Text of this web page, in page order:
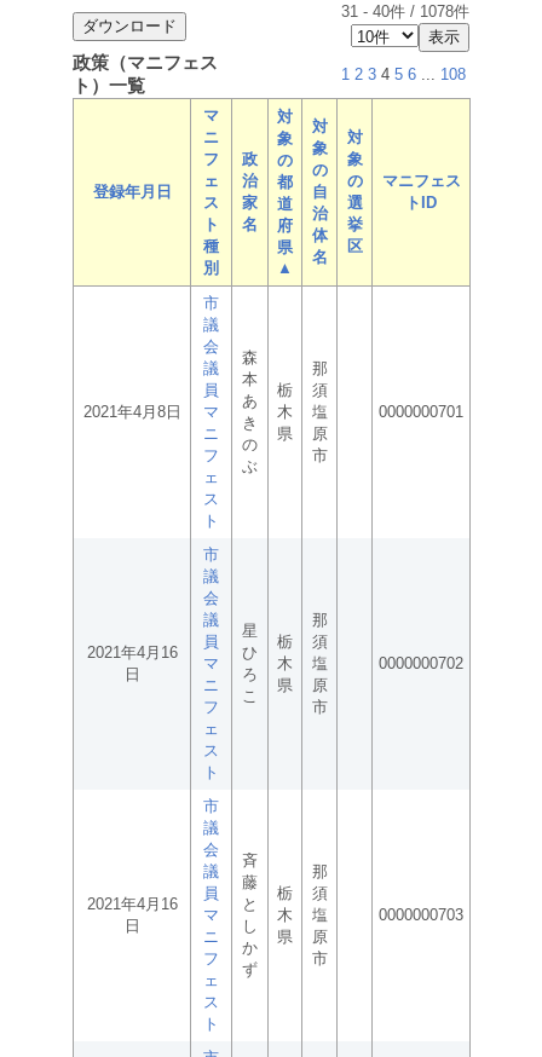
31 - 40件 / 1078件
政策（マニフェス
ト）一覧
1 2 3 4 5 6 ... 108
登録年月日
マ
ニ
フ
ェ
ス
ト
種
別
政
治
家
名
対
象
の
都
道
府
県
▲
対
象
の
自
治
体
名
対
象
の
選
挙
区
マニフェス
トID
2021年4月8日
市
議
会
議
員
マ
ニ
フ
ェ
ス
ト
森
本
あ
き
の
ぶ
栃
木
県
那
須
塩
原
市
0000000701
2021年4月16
日
市
議
会
議
員
マ
ニ
フ
ェ
ス
ト
星
ひ
ろ
こ
栃
木
県
那
須
塩
原
市
0000000702
2021年4月16
日
市
議
会
議
員
マ
ニ
フ
ェ
ス
ト
斉
藤
と
し
か
ず
栃
木
県
那
須
塩
原
市
0000000703